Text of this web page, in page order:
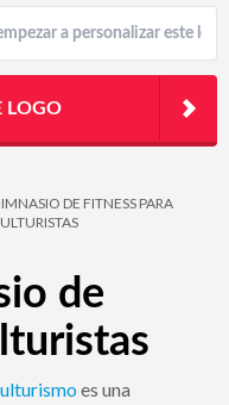
DE FITNESS PARA
de
es una
LOGO